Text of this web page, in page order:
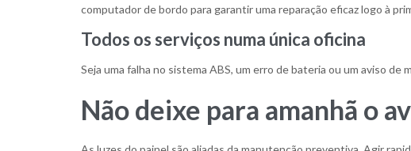
computador de bordo para garantir uma reparação eficaz logo à
Todos os serviços numa única oficina
Seja uma falha no sistema ABS, um erro de bateria ou um aviso de
Não deixe para amanhã o